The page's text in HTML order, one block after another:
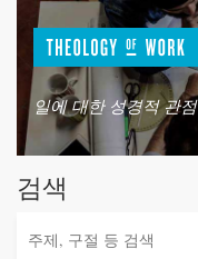
일에 대한 성경적 관점
검색